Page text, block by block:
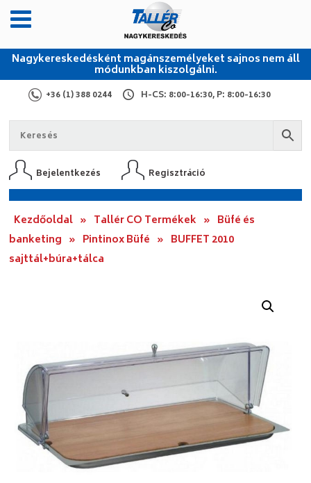
Nagykereskedésként magánszemélyeket sajnos nem áll
módunkban kiszolgálni.
+36 (1) 388 0244 H-CS: 8:00-16:30, P: 8:00-16:30
Bejelentkezés Regisztráció
Kezdőoldal » Tallér CO Termékek » Büfé és
banketing » Pintinox Büfé » BUFFET 2010
sajttál+búra+tálca